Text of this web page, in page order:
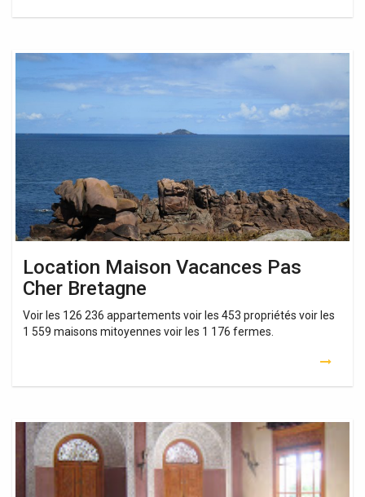
Location Maison Vacances Pas
Cher Bretagne
Voir les 126 236 appartements voir les 453 propriétés voir les
1 559 maisons mitoyennes voir les 1 176 fermes.
Location
Vacances
Cher
Bretagne
Location
Maison
Vacances
Pas